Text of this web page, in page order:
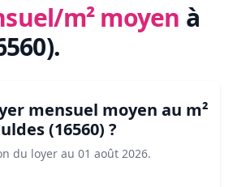
m² moyen à
.
mensuel moyen au m²
(16560) ?
du loyer au 01 août 2026.